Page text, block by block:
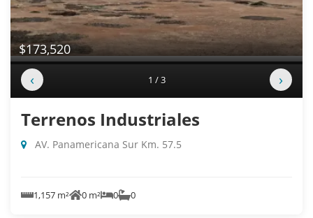
$173,520
‹ 1 / 3 ›
Terrenos Industriales
AV. Panamericana Sur Km. 57.5
1,157 m² 0 m² 0 0